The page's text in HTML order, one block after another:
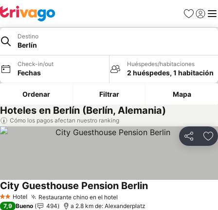
Favoritos
Iniciar
Destino
Berlín
Check-in/out
Fechas
Huéspedes/habitaciones
2 huéspedes, 1 habitación
Ordenar Filtrar Mapa
Hoteles en Berlín (Berlín, Alemania)
Cómo los pagos afectan nuestro ranking
Compartir
2 Estrellas
Hotel Restaurante chino en el hotel
City Guesthouse Pension Berlin
7,9 Bueno 494 a 2.8 km de: Alexanderplatz